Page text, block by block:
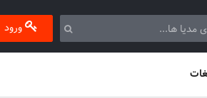
ورود